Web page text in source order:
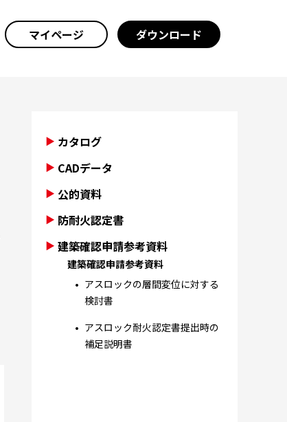
マイページ ダウンロード
カタログ
CADデータ
公的資料
防耐火認定書
建築確認申請参考資料
建築確認申請参考資料
アスロックの層間変位に対する
検討書
アスロック耐火認定書提出時の
補足説明書